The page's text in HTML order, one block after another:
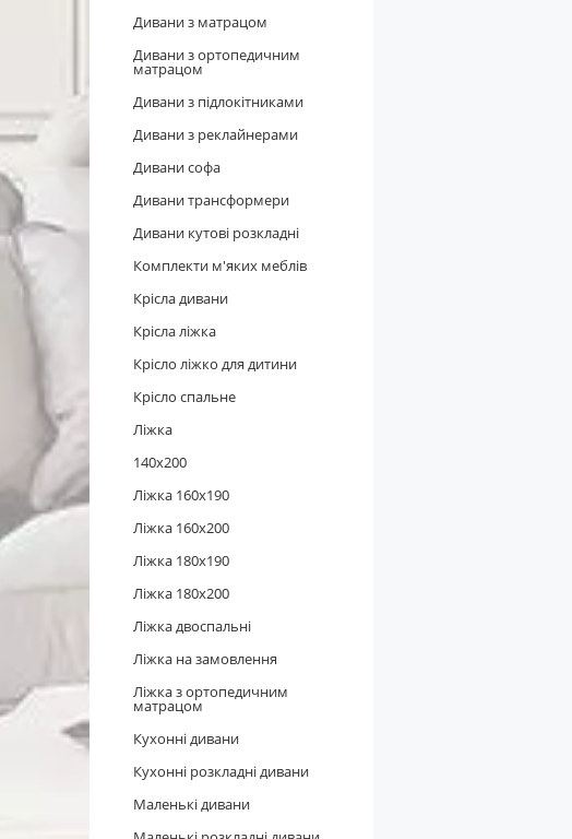
Дивани з матрацом
Дивани з ортопедичним
матрацом
Дивани з підлокітниками
Дивани з реклайнерами
Дивани софа
Дивани трансформери
Дивани кутові розкладні
Комплекти м'яких меблів
Крісла дивани
Крісла ліжка
Крісло ліжко для дитини
Крісло спальне
Ліжка
140x200
Ліжка 160x190
Ліжка 160x200
Ліжка 180x190
Ліжка 180x200
Ліжка двоспальні
Ліжка на замовлення
Ліжка з ортопедичним
матрацом
Кухонні дивани
Кухонні розкладні дивани
Маленькі дивани